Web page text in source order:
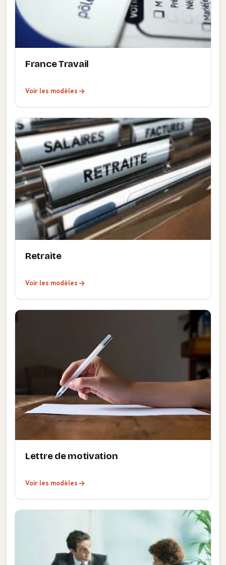
France Travail
Voir les modèles
Retraite
Voir les modèles
Lettre de motivation
Voir les modèles